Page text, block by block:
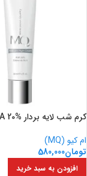
کرم شب لایه بردار AHA 20% ام کیو
ام کیو (MQ)
تومان580,000
افزودن به سبد خرید